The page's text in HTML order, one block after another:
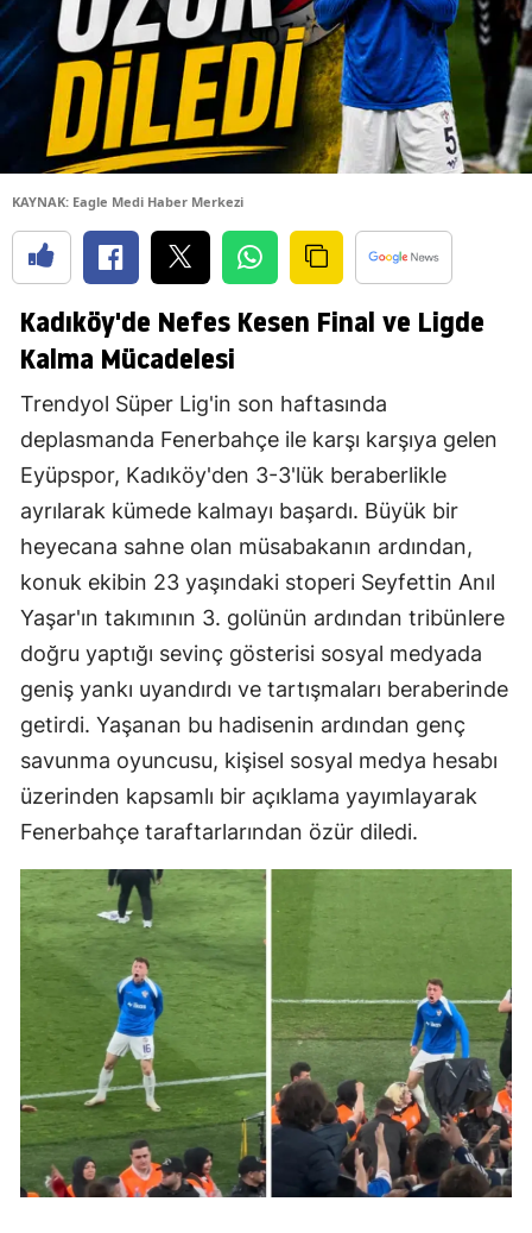
KAYNAK: Eagle Medi Haber Merkezi
Kadıköy'de Nefes Kesen Final ve Ligde
Kalma Mücadelesi
Trendyol Süper Lig'in son haftasında
deplasmanda Fenerbahçe ile karşı karşıya gelen
Eyüpspor, Kadıköy'den 3-3'lük beraberlikle
ayrılarak kümede kalmayı başardı. Büyük bir
heyecana sahne olan müsabakanın ardından,
konuk ekibin 23 yaşındaki stoperi Seyfettin Anıl
Yaşar'ın takımının 3. golünün ardından tribünlere
doğru yaptığı sevinç gösterisi sosyal medyada
geniş yankı uyandırdı ve tartışmaları beraberinde
getirdi. Yaşanan bu hadisenin ardından genç
savunma oyuncusu, kişisel sosyal medya hesabı
üzerinden kapsamlı bir açıklama yayımlayarak
Fenerbahçe taraftarlarından özür diledi.